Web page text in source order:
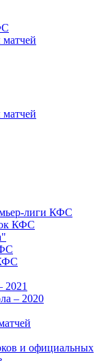
матчей
матчей
лиги КФС
КФС
2021
– 2020
и официальных